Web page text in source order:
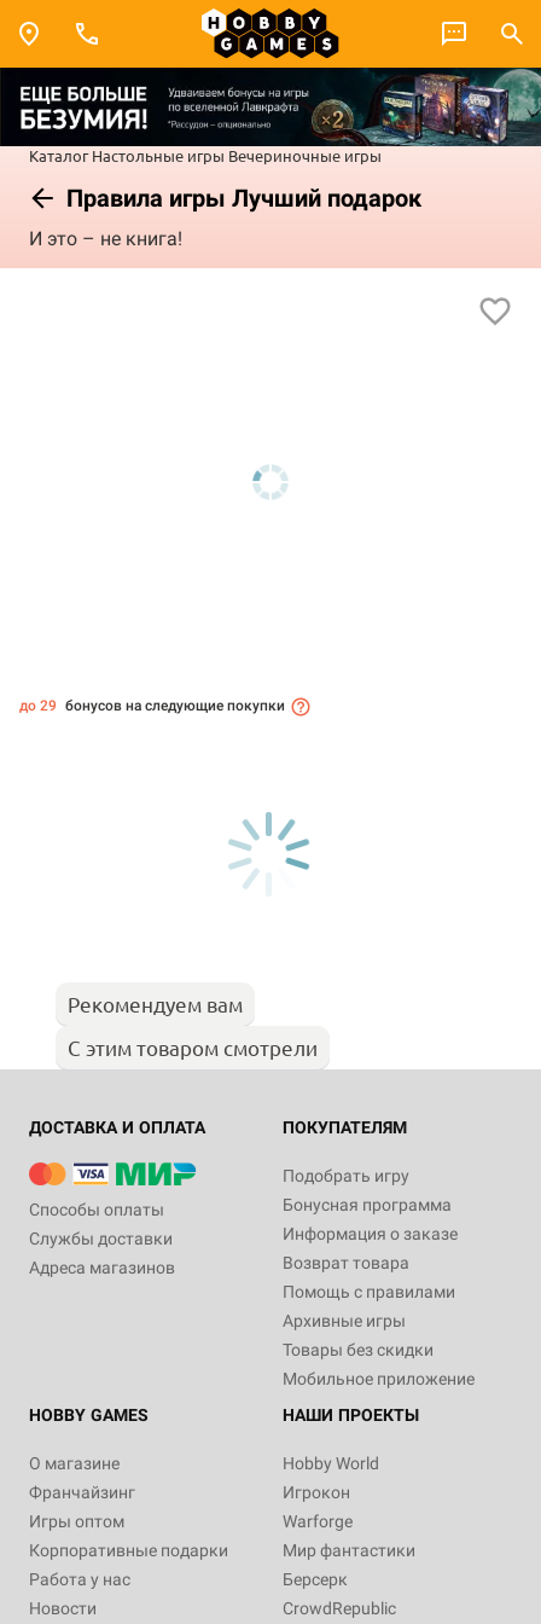
Каталог Настольные игры Вечериночные игры
Правила игры Лучший подарок
И это – не книга!
до 29 бонусов на следующие покупки
Рекомендуем вам
С этим товаром смотрели
ДОСТАВКА И ОПЛАТА
Способы оплаты
Службы доставки
Адреса магазинов
ПОКУПАТЕЛЯМ
Подобрать игру
Бонусная программа
Информация о заказе
Возврат товара
Помощь с правилами
Архивные игры
Товары без скидки
Мобильное приложение
HOBBY GAMES
О магазине
Франчайзинг
Игры оптом
Корпоративные подарки
Работа у нас
Новости
НАШИ ПРОЕКТЫ
Hobby World
Игрокон
Warforge
Мир фантастики
Берсерк
CrowdRepublic